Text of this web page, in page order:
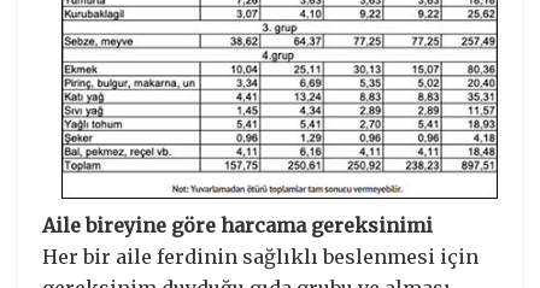
Aile bireyine göre harcama gereksinimi
Her bir aile ferdinin sağlıklı beslenmesi için